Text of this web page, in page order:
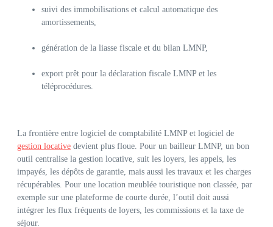
suivi des immobilisations et calcul automatique des
amortissements,
génération de la liasse fiscale et du bilan LMNP,
export prêt pour la déclaration fiscale LMNP et les
téléprocédures.
La frontière entre logiciel de comptabilité LMNP et logiciel de
gestion locative devient plus floue. Pour un bailleur LMNP, un bon
outil centralise la gestion locative, suit les loyers, les appels, les
impayés, les dépôts de garantie, mais aussi les travaux et les charges
récupérables. Pour une location meublée touristique non classée, par
exemple sur une plateforme de courte durée, l’outil doit aussi
intégrer les flux fréquents de loyers, les commissions et la taxe de
séjour.